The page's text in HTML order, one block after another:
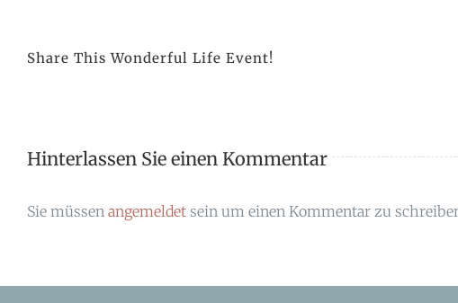
Share This Wonderful Life Event!
Hinterlassen Sie einen Kommentar
Sie müssen angemeldet sein um einen Kommentar zu